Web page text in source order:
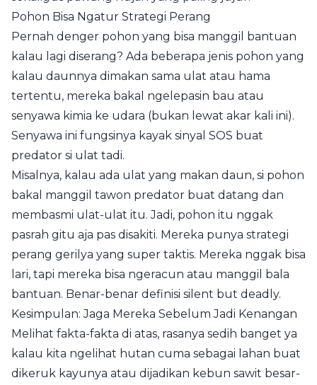
Pohon Bisa Ngatur Strategi Perang
Pernah denger pohon yang bisa manggil bantuan
kalau lagi diserang? Ada beberapa jenis pohon yang
kalau daunnya dimakan sama ulat atau hama
tertentu, mereka bakal ngelepasin bau atau
senyawa kimia ke udara (bukan lewat akar kali ini).
Senyawa ini fungsinya kayak sinyal SOS buat
predator si ulat tadi.
Misalnya, kalau ada ulat yang makan daun, si pohon
bakal manggil tawon predator buat datang dan
membasmi ulat-ulat itu. Jadi, pohon itu nggak
pasrah gitu aja pas disakiti. Mereka punya strategi
perang gerilya yang super taktis. Mereka nggak bisa
lari, tapi mereka bisa ngeracun atau manggil bala
bantuan. Benar-benar definisi silent but deadly.
Kesimpulan: Jaga Mereka Sebelum Jadi Kenangan
Melihat fakta-fakta di atas, rasanya sedih banget ya
kalau kita ngelihat hutan cuma sebagai lahan buat
dikeruk kayunya atau dijadikan kebun sawit besar-